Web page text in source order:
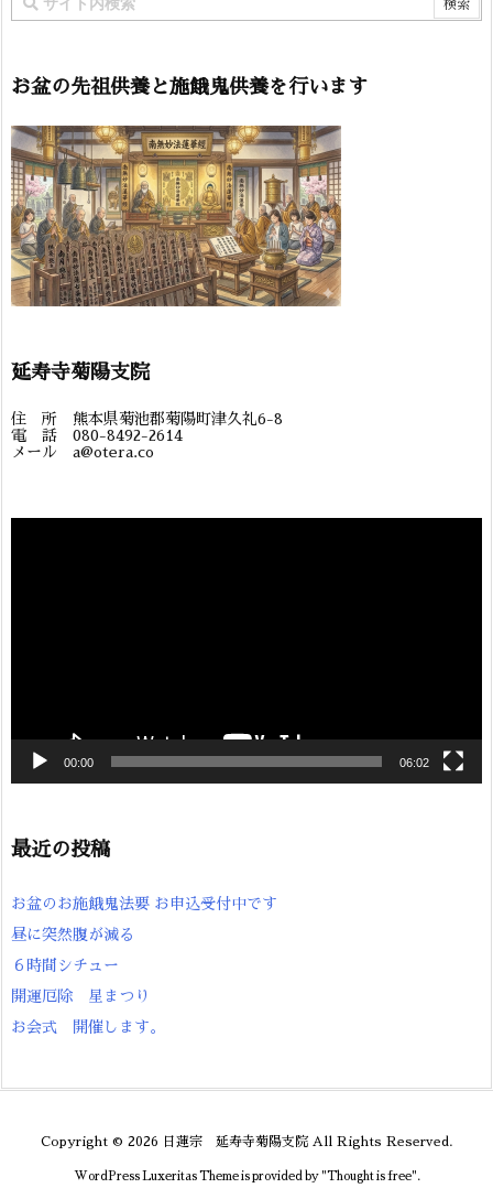
お盆の先祖供養と施餓鬼供養を行います
延寿寺菊陽支院
住 所 熊本県菊池郡菊陽町津久礼6-8
電 話 080-8492-2614
メール a@otera.co
00:00 06:02
最近の投稿
お盆のお施餓鬼法要 お申込受付中です
昼に突然腹が減る
６時間シチュー
開運厄除 星まつり
お会式 開催します。
Copyright © 2026 日蓮宗 延寿寺菊陽支院All Rights Reserved.
WordPress Luxeritas Theme is provided by "Thought is free".